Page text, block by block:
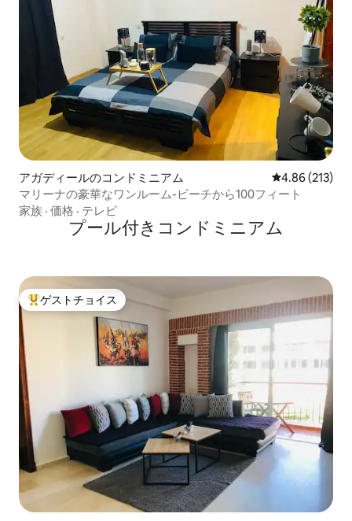
アガディールのコンドミニアム レビュー213
4.86 (213)
マリーナの豪華なワンルーム-ビーチから100フィート
家族 · 価格 · テレビ
プール付きコンドミニアム
大好評のゲストチョイスです。
ゲストチョイス